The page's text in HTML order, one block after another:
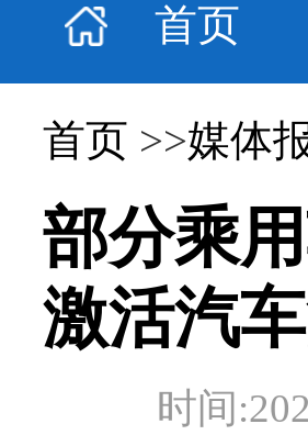
首页
首页 >>媒体
部分乘
激活汽
时间